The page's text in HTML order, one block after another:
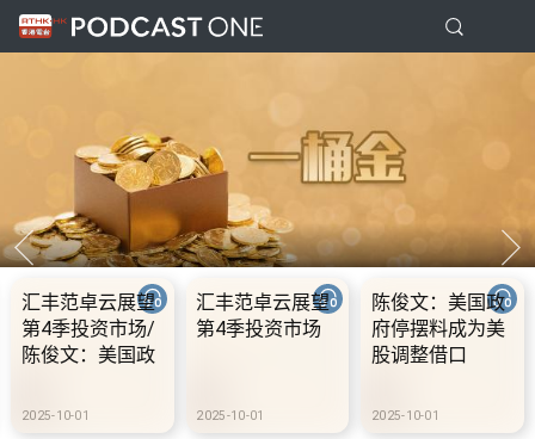
范卓云展望
季投资市场/
文：美国政
整借口
10-01
汇丰范卓云展望
第4季投资市场
2025-10-01
陈俊文：美国政
府停摆料成为美
股调整借口
2025-10-01